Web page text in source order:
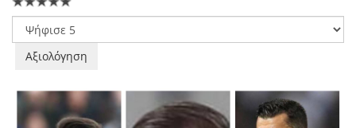
Παρακαλώ
αξιολογήστε